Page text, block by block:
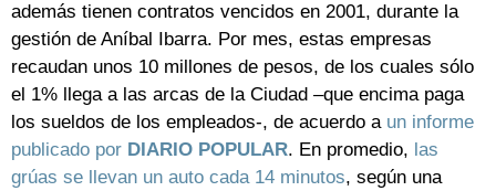
además tienen contratos vencidos en 2001, durante la
gestión de Aníbal Ibarra. Por mes, estas empresas
recaudan unos 10 millones de pesos, de los cuales sólo
el 1% llega a las arcas de la Ciudad –que encima paga
los sueldos de los empleados-, de acuerdo a un informe
publicado por DIARIO POPULAR. En promedio, las
grúas se llevan un auto cada 14 minutos, según una